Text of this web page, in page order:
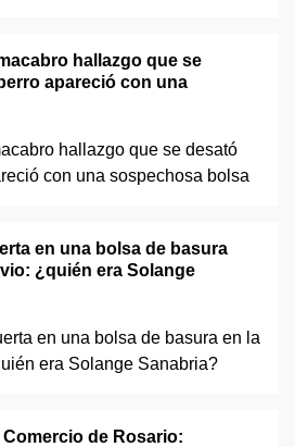
hallazgo que se
apareció con una
en una bolsa de basura
¿quién era Solange
Comercio de Rosario: